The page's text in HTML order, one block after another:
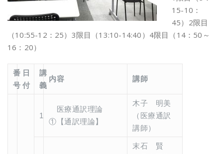
15-10：
45）2限目
（10:55-12：25）3限目（13:10-14:40）4限目（14：50～
16：20）
番
号
日
付
講
義
内容 講師
1
医療通訳理論
①【通訳理論】
木子 明美
（医療通訳
講師）
末石 賢